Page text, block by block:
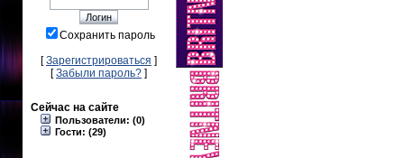
Сохранить пароль
[Зарегистрироваться ]
[Забыли пароль? ]
Сейчас на сайте
Пользователи: (0)
Гости: (29)